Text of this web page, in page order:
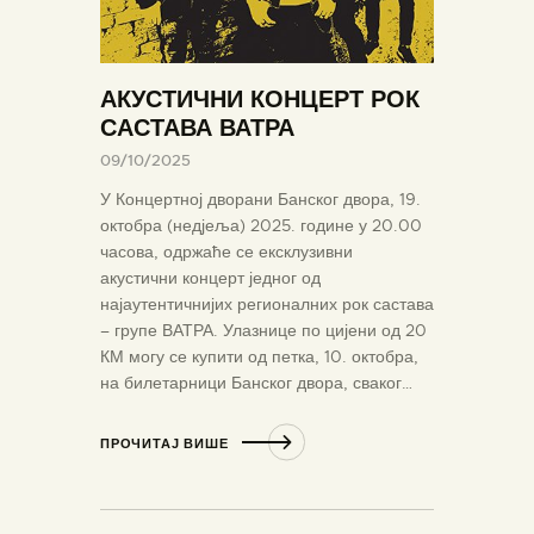
АКУСТИЧНИ КОНЦЕРТ РОК
САСТАВА ВАТРА
09/10/2025
У Концертној дворани Банског двора, 19.
октобра (недјеља) 2025. године у 20.00
часова, одржаће се ексклузивни
акустични концерт једног од
најаутентичнијих регионалних рок састава
– групе ВАТРА. Улазнице по цијени од 20
КМ могу се купити од петка, 10. октобра,
на билетарници Банског двора, сваког…
ПРОЧИТАЈ ВИШЕ